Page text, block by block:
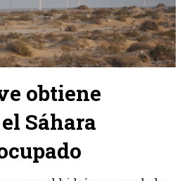
obtiene
Sáhara